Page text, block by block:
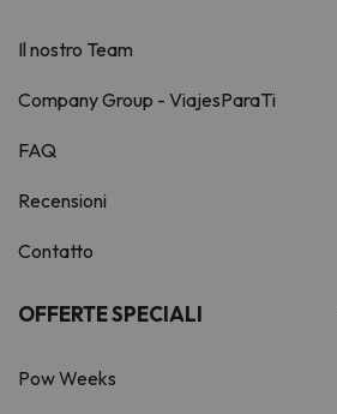
Il nostro Team
Company Group - ViajesParaTi
FAQ
Recensioni
Contatto
OFFERTE SPECIALI
Pow Weeks